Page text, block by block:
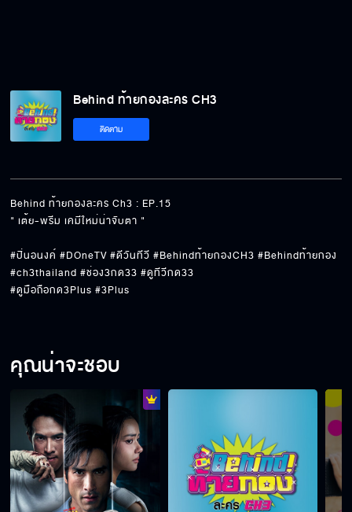
Behind ท้ายกองละคร CH3
ติดตาม
Behind ท้ายกองละคร Ch3 : EP.15
" เต้ย-พรีม เคมีใหม่น่าจับตา "
#ปิ่นอนงค์ #DOneTV #ดีวันทีวี #Behindท้ายกองCH3 #Behindท้ายกอง
#ch3thailand #ช่อง3กด33 #ดูทีวีกด33
#ดูมือถือกด3Plus #3Plus
คุณน่าจะชอบ